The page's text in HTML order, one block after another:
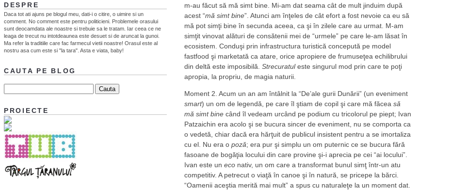
m-au făcut să mă simt bine. Mi-am dat seama cât de mult jinduim după
acest “mă simt bine”. Atunci am înţeles de cât efort a fost nevoie ca eu să
mă pot simţi bine în secunda aceea, ca şi în zilele care au urmat. M-am
simţit vinovat alături de consătenii mei de “urmele” pe care le-am lăsat în
ecosistem. Conduşi prin infrastructura turistică concepută pe model
fastfood şi marketată ca atare, orice apropiere de frumuseţea echilibrului
din deltă este imposibilă. Strecuratuleste singurul mod prin care te poţi
apropia, la propriu, de magia naturii.
Moment 2. Acum un an am întâlnit la “De’ale gurii Dunării” (un eveniment
smart) un om de legendă, pe care îl ştiam de copil şi care mă făcea să
mă simt bine când îl vedeam urcând pe podium cu tricolorul pe piept; Ivan
Patzaichin era acolo şi se bucura sincer de eveniment, nu se comporta ca
o vedetă, chiar dacă era hărţuit de publicul insistent pentru a se imortaliza
cu el. Nu era o poză; era pur şi simplu un om puternic ce se bucura fără
fasoane de bogăţia locului din care provine şi-i aprecia pe cei “ai locului”.
Ivan este un eco nativ, un om care a transformat bunul simţ într-un atu
competitiv. A petrecut o viaţă în canoe şi în natură, se pricepe la bărci.
“Oamenii aceştia merită mai mult” a spus cu naturaleţe la un moment dat.
DESPRE
Daca tot ati ajuns pe blogul meu, dati-i o citire, o uimire si un
comment. No comment este pentru politicieni. Problemele orasului
sunt deocamdata ale noastre si trebuie sa le tratam. Iar ceea ce ne
leaga de trecut nu intotdeaunea este desuet si de aruncat la gunoi.
Ma refer la traditiile care fac farmecul vietii noastre! Orasul este al
nostru asa cum este si "la tara". Asta e viata, baby!
CAUTA PE BLOG
PROIECTE